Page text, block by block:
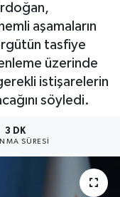
aşamaların
tasfiye
üzerinde
gerekli istişarelerin
söyledi.
3 DK
SÜRESI